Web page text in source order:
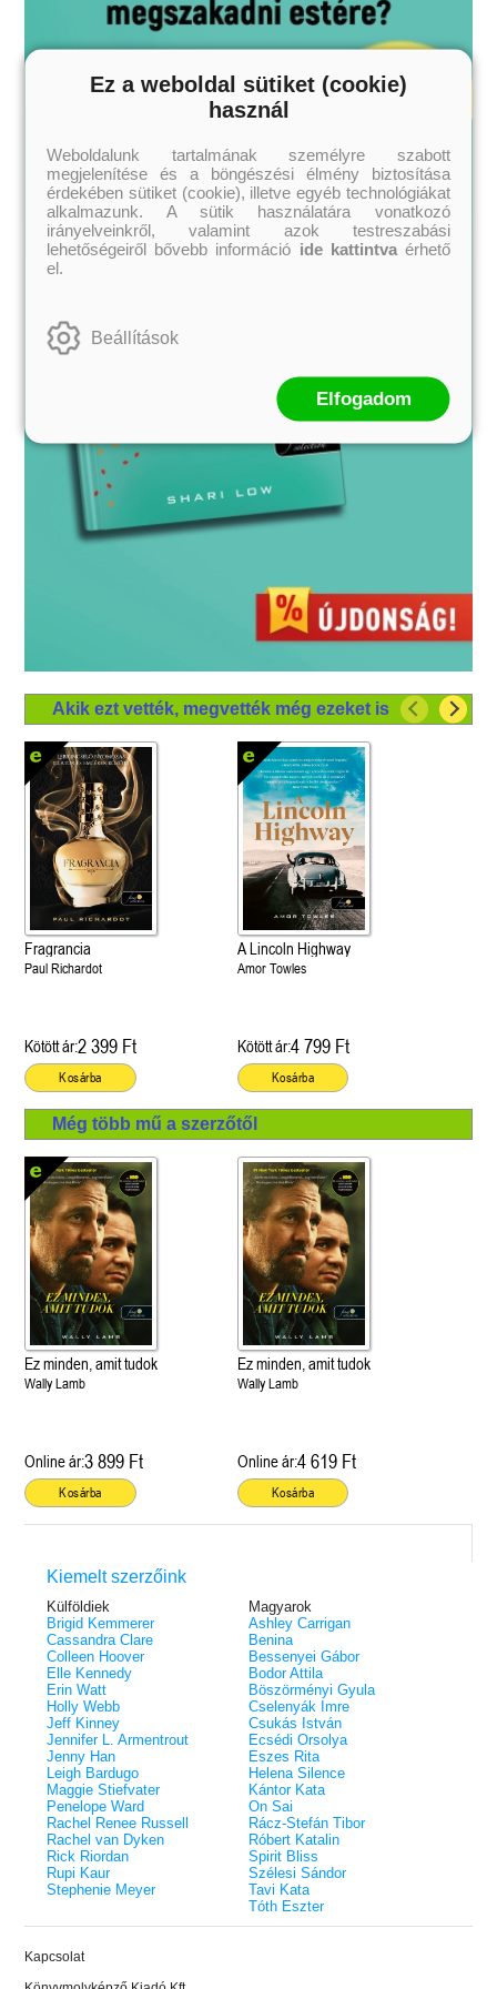
Akik ezt vették, megvették még ezeket is
Fragrancia
Paul Richardot
Kötött ár:2 399 Ft
Kosárba
A Lincoln Highway
Amor Towles
Kötött ár:4 799 Ft
Kosárba
Még több mű a szerzőtől
Ez minden, amit tudok
Wally Lamb
Online ár:3 899 Ft
Kosárba
Ez minden, amit tudok
Wally Lamb
Online ár:4 619 Ft
Kosárba
Kiemelt szerzőink
Külföldiek
Brigid Kemmerer
Cassandra Clare
Colleen Hoover
Elle Kennedy
Erin Watt
Holly Webb
Jeff Kinney
Jennifer L. Armentrout
Jenny Han
Leigh Bardugo
Maggie Stiefvater
Penelope Ward
Rachel Renee Russell
Rachel van Dyken
Rick Riordan
Rupi Kaur
Stephenie Meyer
Magyarok
Ashley Carrigan
Benina
Bessenyei Gábor
Bodor Attila
Böszörményi Gyula
Cselenyák Imre
Csukás István
Ecsédi Orsolya
Eszes Rita
Helena Silence
Kántor Kata
On Sai
Rácz-Stefán Tibor
Róbert Katalin
Spirit Bliss
Szélesi Sándor
Tavi Kata
Tóth Eszter
Kapcsolat
Ez a weboldal sütiket (cookie)
használ
Weboldalunk tartalmának személyre szabott
megjelenítése és a böngészési élmény biztosítása
érdekében sütiket (cookie), illetve egyéb technológiákat
alkalmazunk. A sütik használatára vonatkozó
irányelveinkről, valamint azok testreszabási
lehetőségeiről bővebb információ ide kattintvaérhető
el.
Beállítások
Elfogadom